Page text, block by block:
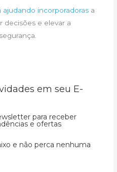
ajudando incorporadoras a
decisões e elevar a
em seu E-
para receber
e ofertas
e não perca nenhuma